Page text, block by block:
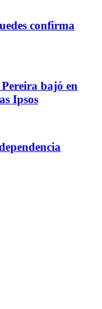
confirma
bajó en
Ipsos